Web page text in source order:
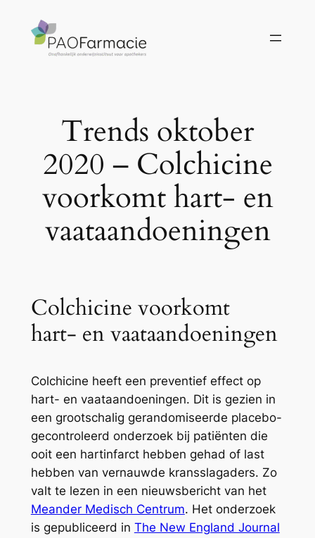
Trends oktober
2020 – Colchicine
voorkomt hart- en
vaataandoeningen
Colchicine voorkomt
hart- en vaataandoeningen
Colchicine heeft een preventief effect op
hart- en vaataandoeningen. Dit is gezien in
een grootschalig gerandomiseerde placebo-
gecontroleerd onderzoek bij patiënten die
ooit een hartinfarct hebben gehad of last
hebben van vernauwde kransslagaders. Zo
valt te lezen in een nieuwsbericht van het
Meander Medisch Centrum. Het onderzoek
is gepubliceerd in The New England Journal